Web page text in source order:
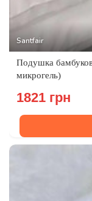
Santfair
Подушка
микрогель)
1821 грн